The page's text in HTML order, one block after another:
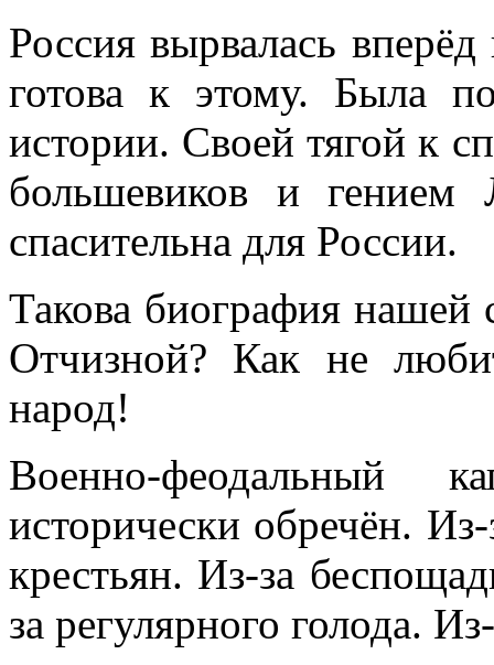
Россия вырвалась
готова к этому. Была
истории. Своей тягой к
большевиков и гением
спасительна для России.
Такова биография нашей
Отчизной? Как не
народ!
Военно-феодальный
исторически обречён. Из-
крестьян. Из-за
за регулярного голода.